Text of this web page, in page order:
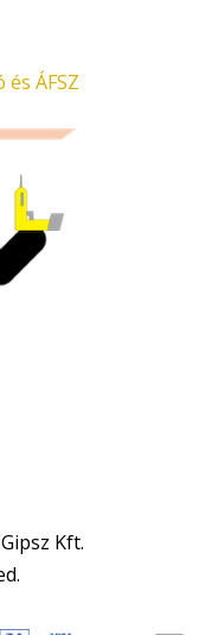
ÁFSZ
Kft.